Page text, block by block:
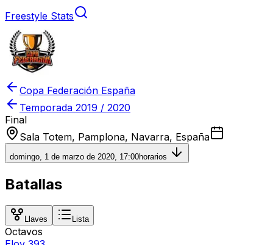
Freestyle Stats
Copa Federación España
Temporada 2019 / 2020
Final
Sala Totem, Pamplona, Navarra, España
domingo, 1 de marzo de 2020, 17:00horarios
Batallas
Llaves Lista
Octavos